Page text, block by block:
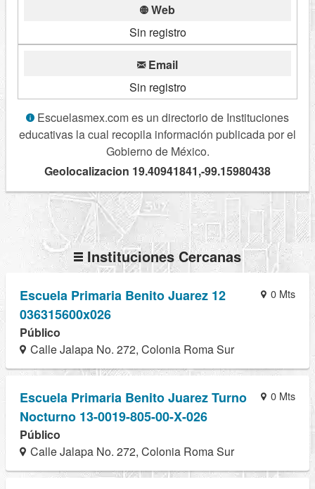
Web
Sin registro
Email
Sin registro
Escuelasmex.com es un directorio de Instituciones
educativas la cual recopila información publicada por el
Gobierno de México.
Geolocalizacion 19.40941841,-99.15980438
Instituciones Cercanas
0 Mts
Escuela Primaria Benito Juarez 12
036315600x026
Público
Calle Jalapa No. 272, Colonia Roma Sur
0 Mts
Escuela Primaria Benito Juarez Turno
Nocturno 13-0019-805-00-X-026
Público
Calle Jalapa No. 272, Colonia Roma Sur